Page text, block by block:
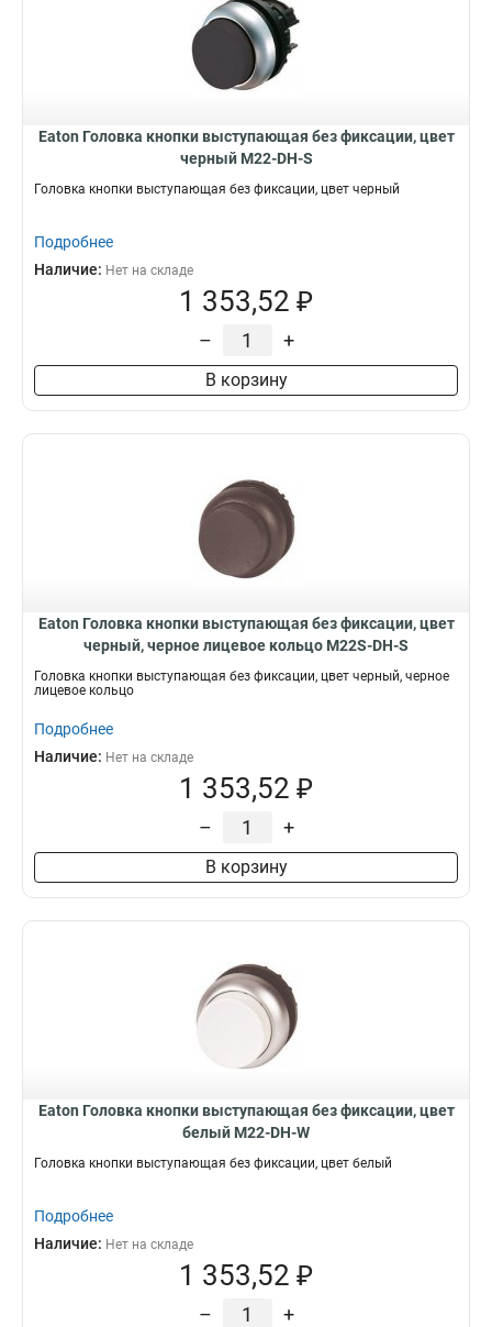
Eaton Головка кнопки выступающая без фиксации, цвет
черный M22-DH-S
Головка кнопки выступающая без фиксации, цвет черный
Подробнее
Наличие: Нет на складе
1 353,52 ₽
– +
В корзину
Eaton Головка кнопки выступающая без фиксации, цвет
черный, черное лицевое кольцо M22S-DH-S
Головка кнопки выступающая без фиксации, цвет черный, черное
лицевое кольцо
Подробнее
Наличие: Нет на складе
1 353,52 ₽
– +
В корзину
Eaton Головка кнопки выступающая без фиксации, цвет
белый M22-DH-W
Головка кнопки выступающая без фиксации, цвет белый
Подробнее
Наличие: Нет на складе
1 353,52 ₽
– +